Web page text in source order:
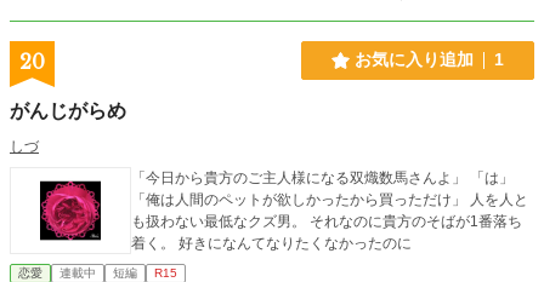
20 お気に入り追加 1
がんじがらめ
しづ
「今日から貴方のご主人様になる双熾数馬さんよ」 「は」
「俺は人間のペットが欲しかったから買っただけ」 人を人と
も扱わない最低なクズ男。 それなのに貴方のそばが1番落ち
着く。 好きになんてなりたくなかったのに
恋愛 連載中 短編 R15